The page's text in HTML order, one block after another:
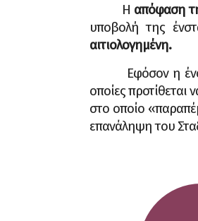
Η απόφαση
υποβολή της
αιτιολογημένη.
Εφόσον η
οποίες
στο οποίο
επανάληψη του